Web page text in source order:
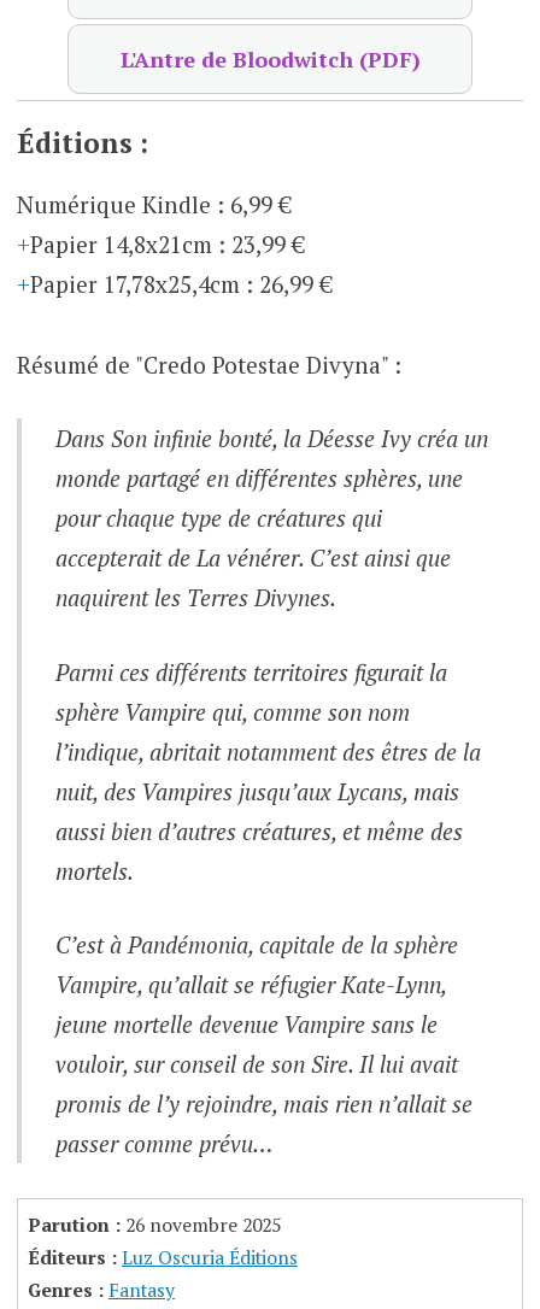
L'Antre de Bloodwitch (PDF)
Éditions :
Numérique Kindle : 6,99 €
Papier 14,8x21cm : 23,99 €
Papier 17,78x25,4cm : 26,99 €
Résumé de "Credo Potestae Divyna" :
Dans Son infinie bonté, la Déesse Ivy créa un
monde partagé en différentes sphères, une
pour chaque type de créatures qui
accepterait de La vénérer. C’est ainsi que
naquirent les Terres Divynes.
Parmi ces différents territoires figurait la
sphère Vampire qui, comme son nom
l’indique, abritait notamment des êtres de la
nuit, des Vampires jusqu’aux Lycans, mais
aussi bien d’autres créatures, et même des
mortels.
C’est à Pandémonia, capitale de la sphère
Vampire, qu’allait se réfugier Kate-Lynn,
jeune mortelle devenue Vampire sans le
vouloir, sur conseil de son Sire. Il lui avait
promis de l’y rejoindre, mais rien n’allait se
passer comme prévu…
Parution : 26 novembre 2025
Éditeurs :Luz Oscuria Éditions
Genres : Fantasy